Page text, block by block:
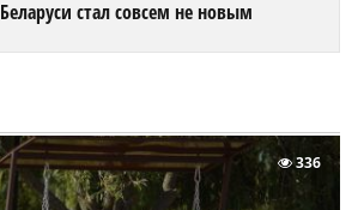
Беларуси стал совсем не новым
336